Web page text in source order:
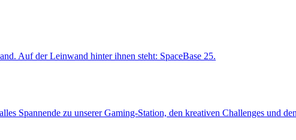
Spannende zu unserer Gaming-Station, den kreativen Challenges und